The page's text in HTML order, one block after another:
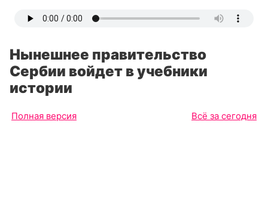
Нынешнее правительство
Сербии войдет в учебники
истории
Полная версия Всё за сегодня